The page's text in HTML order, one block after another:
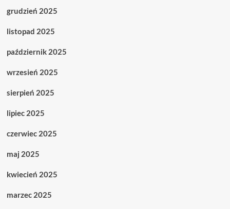
grudzień 2025
listopad 2025
październik 2025
wrzesień 2025
sierpień 2025
lipiec 2025
czerwiec 2025
maj 2025
kwiecień 2025
marzec 2025